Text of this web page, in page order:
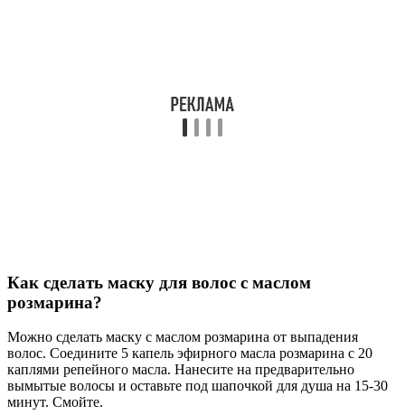
Как сделать маску для волос с маслом
розмарина?
Можно сделать маску с маслом розмарина от выпадения
волос. Соедините 5 капель эфирного масла розмарина с 20
каплями репейного масла. Нанесите на предварительно
вымытые волосы и оставьте под шапочкой для душа на 15-30
минут. Смойте.